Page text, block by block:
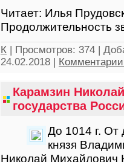
Читает: Илья
Продолжительность
К | Просмотров: 374 |
24.02.2018 |
Карамзин
государства
До 1014 г. От
князя
Николай Михайлович